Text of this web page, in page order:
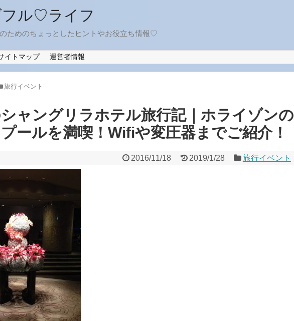
フル♡ライフ
ためのちょっとしたヒントやお役立ち情報♡
イトマップ 運営者情報
旅行イベント
ャングリラホテル旅行記｜ホライゾンの
ールを満喫！Wifiや変圧器までご紹介！
2016/11/18 2019/1/28 旅行イベント